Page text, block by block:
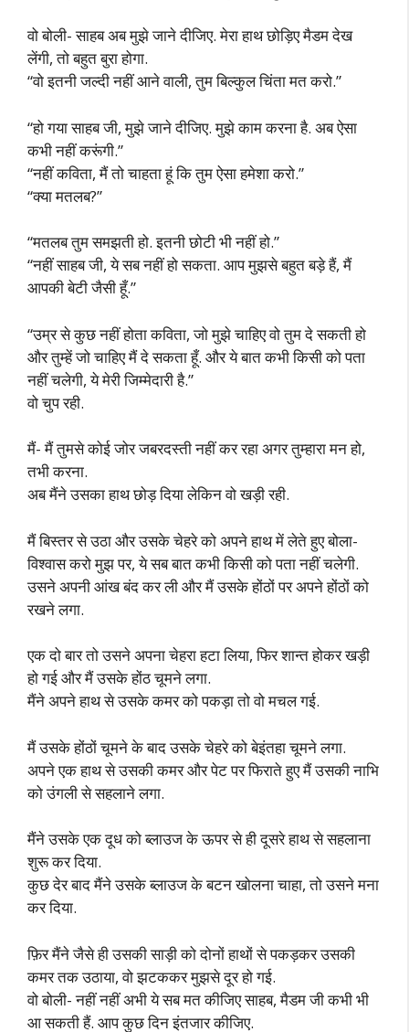
वो बोली- साहब अब मुझे जाने दीजिए. मेरा हाथ छोड़िए मैडम देख
लेंगी, तो बहुत बुरा होगा.
“वो इतनी जल्दी नहीं आने वाली, तुम बिल्कुल चिंता मत करो.”
“हो गया साहब जी, मुझे जाने दीजिए. मुझे काम करना है. अब ऐसा
कभी नहीं करूंगी.”
“नहीं कविता, मैं तो चाहता हूं कि तुम ऐसा हमेशा करो.”
“क्या मतलब?”
“मतलब तुम समझती हो. इतनी छोटी भी नहीं हो.”
“नहीं साहब जी, ये सब नहीं हो सकता. आप मुझसे बहुत बड़े हैं, मैं
आपकी बेटी जैसी हूँ.”
“उम्र से कुछ नहीं होता कविता, जो मुझे चाहिए वो तुम दे सकती हो
और तुम्हें जो चाहिए मैं दे सकता हूँ. और ये बात कभी किसी को पता
नहीं चलेगी, ये मेरी जिम्मेदारी है.”
वो चुप रही.
मैं- मैं तुमसे कोई जोर जबरदस्ती नहीं कर रहा अगर तुम्हारा मन हो,
तभी करना.
अब मैंने उसका हाथ छोड़ दिया लेकिन वो खड़ी रही.
मैं बिस्तर से उठा और उसके चेहरे को अपने हाथ में लेते हुए बोला-
विश्वास करो मुझ पर, ये सब बात कभी किसी को पता नहीं चलेगी.
उसने अपनी आंख बंद कर ली और मैं उसके होंठों पर अपने होंठों को
रखने लगा.
एक दो बार तो उसने अपना चेहरा हटा लिया, फिर शान्त होकर खड़ी
हो गई और मैं उसके होंठ चूमने लगा.
मैंने अपने हाथ से उसके कमर को पकड़ा तो वो मचल गई.
मैं उसके होंठों चूमने के बाद उसके चेहरे को बेइंतहा चूमने लगा.
अपने एक हाथ से उसकी कमर और पेट पर फिराते हुए मैं उसकी नाभि
को उंगली से सहलाने लगा.
मैंने उसके एक दूध को ब्लाउज के ऊपर से ही दूसरे हाथ से सहलाना
शुरू कर दिया.
कुछ देर बाद मैंने उसके ब्लाउज के बटन खोलना चाहा, तो उसने मना
कर दिया.
फ़िर मैंने जैसे ही उसकी साड़ी को दोनों हाथों से पकड़कर उसकी
कमर तक उठाया, वो झटककर मुझसे दूर हो गई.
वो बोली- नहीं नहीं अभी ये सब मत कीजिए साहब, मैडम जी कभी भी
आ सकती हैं. आप कुछ दिन इंतजार कीजिए.